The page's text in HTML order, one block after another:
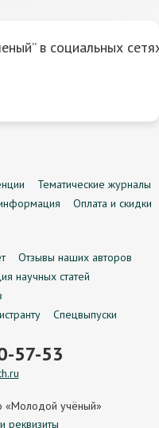
в социальных
Тематические журналы
Оплата и скидки
Отзывы наших авторов
научных статей
Спецвыпуски
57-53
«Молодой учёный»
реквизиты